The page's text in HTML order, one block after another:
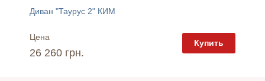
Диван "Таурус 2" КИМ
Цена
26 260 грн.
Купить